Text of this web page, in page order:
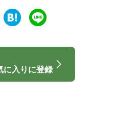
に入りに登録